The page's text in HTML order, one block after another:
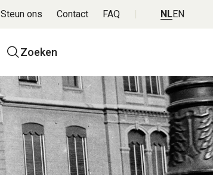
Zoeken
Steun ons Contact FAQ NLEN